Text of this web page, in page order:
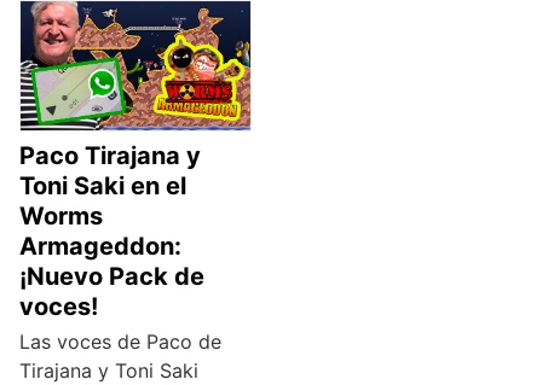
Paco Tirajana y
Toni Saki en el
Worms
Armageddon:
¡Nuevo Pack de
voces!
Las voces de Paco de
Tirajana y Toni Saki